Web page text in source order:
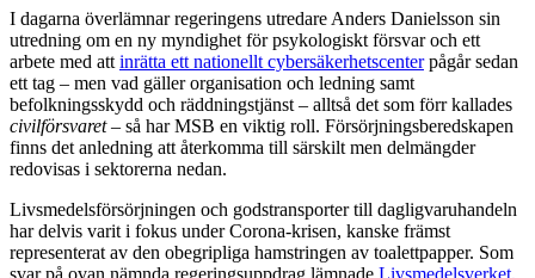
I dagarna överlämnar regeringens utredare Anders Danielsson sin
utredning om en ny myndighet för psykologiskt försvar och ett
arbete med att inrätta ett nationellt cybersäkerhetscenterpågår sedan
ett tag – men vad gäller organisation och ledning samt
befolkningsskydd och räddningstjänst – alltså det som förr kallades
civilförsvaret– så har MSB en viktig roll. Försörjningsberedskapen
finns det anledning att återkomma till särskilt men delmängder
redovisas i sektorerna nedan.
Livsmedelsförsörjningen och godstransporter till dagligvaruhandeln
har delvis varit i fokus under Corona-krisen, kanske främst
representerat av den obegripliga hamstringen av toalettpapper. Som
svar på ovan nämnda regeringsuppdrag lämnade Livsmedelsverket,